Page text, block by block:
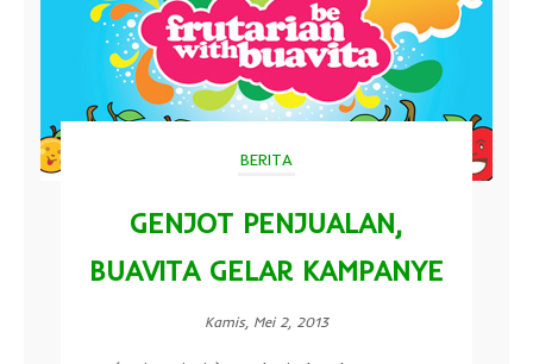
BERITA
GENJOT PENJUALAN,
BUAVITA GELAR KAMPANYE
Kamis, Mei 2, 2013